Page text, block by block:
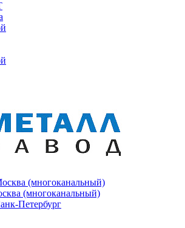
(многоканальный)
(многоканальный)
Петербург